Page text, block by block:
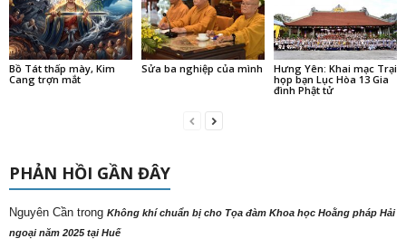
Bồ Tát thấp mày, Kim
Cang trợn mắt
Sửa ba nghiệp của mình
Hưng Yên: Khai mạc Trại
họp bạn Lục Hòa 13 Gia
đình Phật tử
PHẢN HỒI GẦN ĐÂY
Nguyên Cần trong Không khí chuẩn bị cho Tọa đàm Khoa học Hoằng pháp Hải
ngoại năm 2025 tại Huế